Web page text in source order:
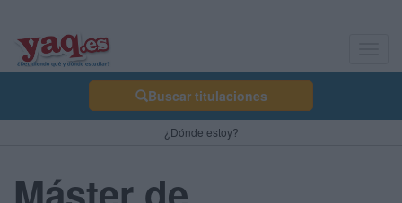
Buscar titulaciones
¿Dónde estoy?